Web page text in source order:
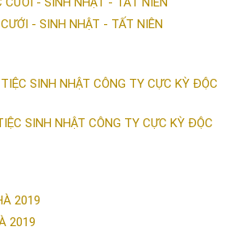
- SINH NHẬT - TẤT NIÊN
SINH NHẬT CÔNG TY CỰC KỲ ĐỘC
2019